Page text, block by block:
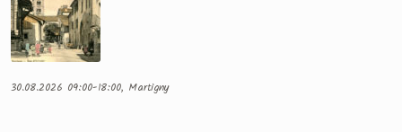
30.08.2026 09:00-18:00, Martigny